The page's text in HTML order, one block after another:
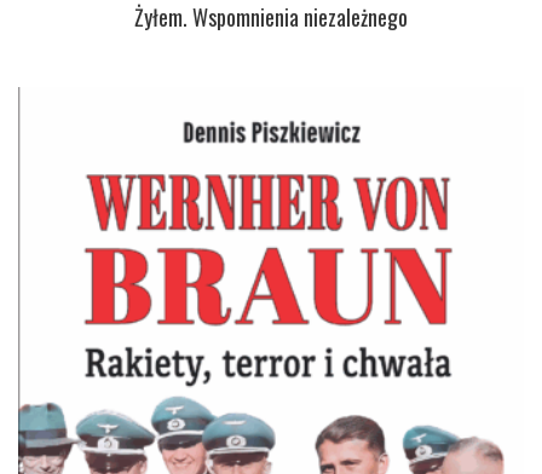
Żyłem. Wspomnienia niezależnego